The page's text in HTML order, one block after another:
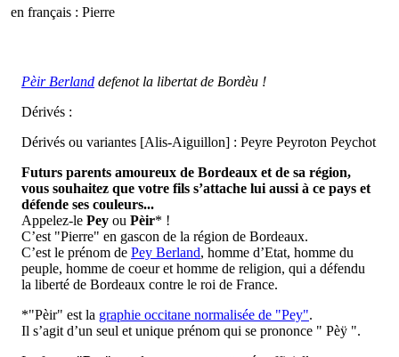
en français : Pierre
Pèir Berland defenot la libertat de Bordèu !
Dérivés :
Dérivés ou variantes [Alis-Aiguillon] : Peyre Peyroton Peychot
Futurs parents amoureux de Bordeaux et de sa région,
vous souhaitez que votre fils s’attache lui aussi à ce pays et
défende ses couleurs...
Appelez-le Pey ou Pèir* !
C’est "Pierre" en gascon de la région de Bordeaux.
C’est le prénom de Pey Berland, homme d’Etat, homme du
peuple, homme de coeur et homme de religion, qui a défendu
la liberté de Bordeaux contre le roi de France.
*"Pèir" est la graphie occitane normalisée de "Pey".
Il s’agit d’un seul et unique prénom qui se prononce " Pèÿ ".